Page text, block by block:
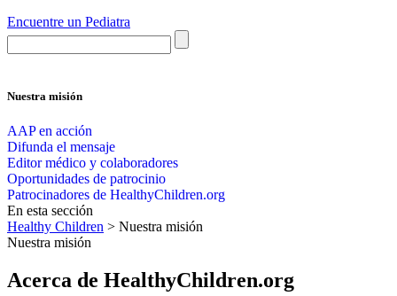
Encuentre un Pediatra
Nuestra misión
AAP en acción
Difunda el mensaje
Editor médico y colaboradores
Oportunidades de patrocinio
Patrocinadores de HealthyChildren.org
En esta sección
Healthy Children > Nuestra misión
Nuestra misión
Acerca de HealthyChildren.org